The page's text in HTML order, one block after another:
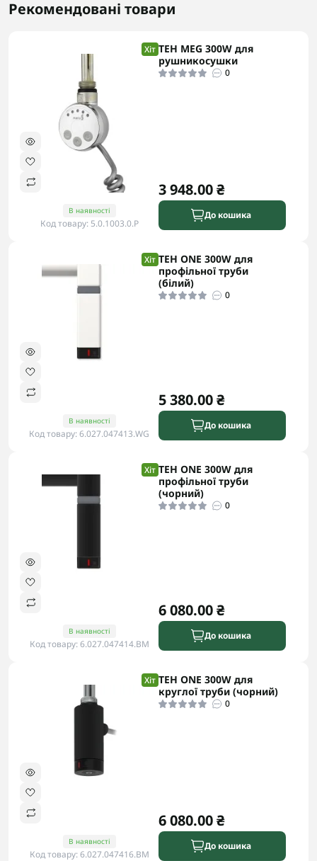
Рекомендовані товари
Хіт
В наявності
Код товару: 5.0.1003.0.P
ТЕН MEG 300W для
рушникосушки
0
3 948.00 ₴
До кошика
Хіт
В наявності
Код товару: 6.027.047413.WG
ТЕН ONE 300W для
профільної труби
(білий)
0
5 380.00 ₴
До кошика
Хіт
В наявності
Код товару: 6.027.047414.BM
ТЕН ONE 300W для
профільної труби
(чорний)
0
6 080.00 ₴
До кошика
Хіт
В наявності
Код товару: 6.027.047416.BM
ТЕН ONE 300W для
круглої труби (чорний)
0
6 080.00 ₴
До кошика